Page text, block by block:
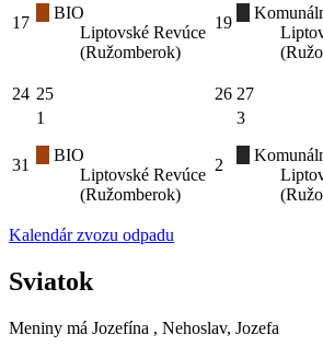
17
BIO
Liptovské Revúce
(Ružomberok)
19
24 25 26 27
31
1
BIO
Liptovské Revúce
(Ružomberok)
2
3
Kalendár zvozu odpadu
Sviatok
Meniny má Jozefína , Nehoslav, Jozefa